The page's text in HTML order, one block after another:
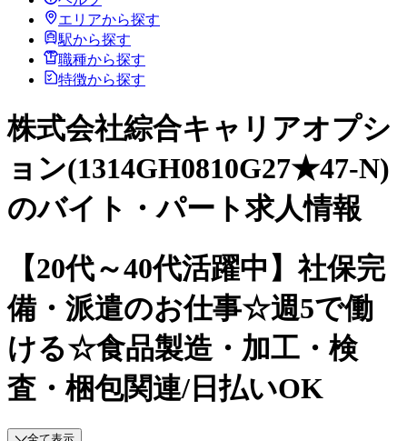
エリアから探す
駅から探す
職種から探す
特徴から探す
株式会社綜合キャリアオプシ
ョン(1314GH0810G27★47-N)
のバイト・パート求人情報
【20代～40代活躍中】社保完
備・派遣のお仕事☆週5で働
ける☆食品製造・加工・検
査・梱包関連/日払いOK